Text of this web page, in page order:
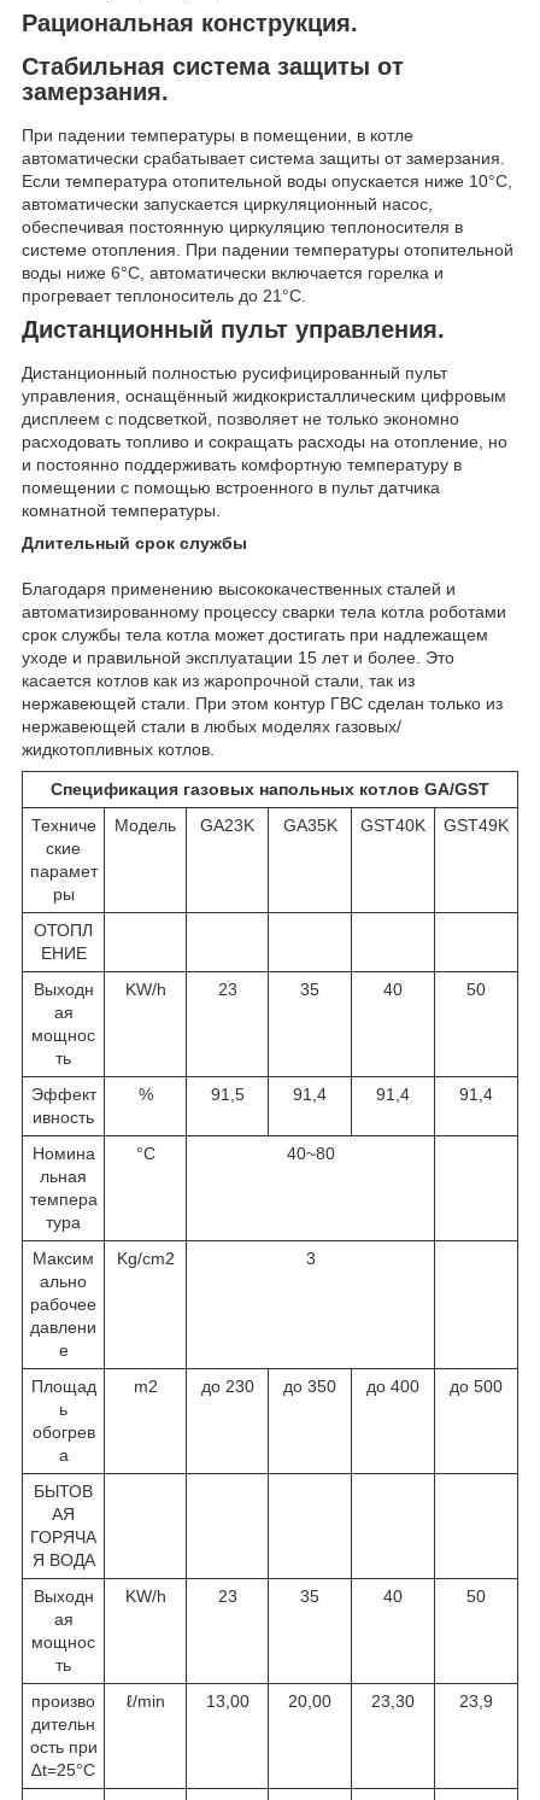
Рациональная конструкция.
Стабильная система защиты от
замерзания.
При падении температуры в помещении, в котле
автоматически срабатывает система защиты от замерзания.
Если температура отопительной воды опускается ниже 10°С,
автоматически запускается циркуляционный насос,
обеспечивая постоянную циркуляцию теплоносителя в
системе отопления. При падении температуры отопительной
воды ниже 6°С, автоматически включается горелка и
прогревает теплоноситель до 21°С.
Дистанционный пульт управления.
Дистанционный полностью русифицированный пульт
управления, оснащённый жидкокристаллическим цифровым
дисплеем с подсветкой, позволяет не только экономно
расходовать топливо и сокращать расходы на отопление, но
и постоянно поддерживать комфортную температуру в
помещении с помощью встроенного в пульт датчика
комнатной температуры.
Длительный срок службы
Благодаря применению высококачественных сталей и
автоматизированному процессу сварки тела котла роботами
срок службы тела котла может достигать при надлежащем
уходе и правильной эксплуатации 15 лет и более. Это
касается котлов как из жаропрочной стали, так из
нержавеющей стали. При этом контур ГВС сделан только из
нержавеющей стали в любых моделях газовых/
жидкотопливных котлов.
Спецификация газовых напольных котлов GA/GST
Техниче
ские
парамет
ры
Модель GA23K GA35K GST40K GST49K
ОТОПЛ
ЕНИЕ
Выходн
ая
мощнос
ть
KW/h 23 35 40 50
Эффект
ивность
% 91,5 91,4 91,4 91,4
Номина
льная
темпера
тура
°C 40~80
Максим
ально
рабочее
давлени
е
Kg/cm2 3
Площад
ь
обогрев
а
m2 до 230 до 350 до 400 до 500
БЫТОВ
АЯ
ГОРЯЧА
Я ВОДА
Выходн
ая
мощнос
ть
KW/h 23 35 40 50
произво
дительн
ость при
∆t=25°C
ℓ/min 13,00 20,00 23,30 23,9